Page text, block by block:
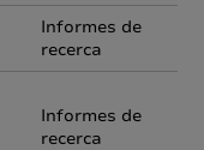
Informes de
recerca
Informes de
recerca